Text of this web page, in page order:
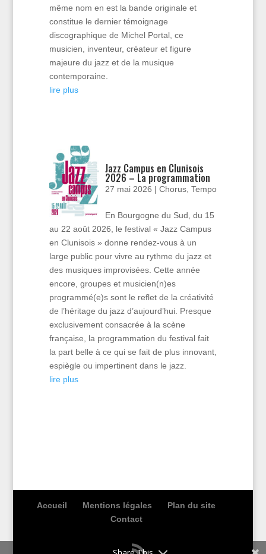
même nom en est la bande originale et
constitue le dernier témoignage
discographique de Michel Portal, ce
musicien, inventeur, créateur et figure
majeure du jazz et de la musique
contemporaine.
lire plus
Jazz Campus en Clunisois
2026 – La programmation
27 mai 2026 |Chorus ,Tempo
En Bourgogne du Sud, du 15
au 22 août 2026, le festival « Jazz Campus
en Clunisois » donne rendez-vous à un
large public pour vivre au rythme du jazz et
des musiques improvisées. Cette année
encore, groupes et musicien(n)es
programmé(e)s sont le reflet de la créativité
de l’héritage du jazz d’aujourd’hui. Presque
exclusivement consacrée à la scène
française, la programmation du festival fait
la part belle à ce qui se fait de plus innovant,
espiègle ou impertinent dans le jazz.
lire plus
Accueil Mentions légales
Plan du site
Contact